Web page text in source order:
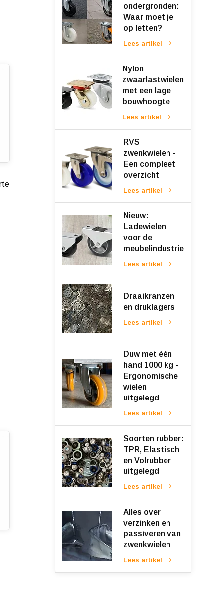
ondergronden:
Waar moet je
op letten?
Lees artikel
Nylon
zwaarlastwielen
met een lage
bouwhoogte
Lees artikel
RVS
zwenkwielen -
Een compleet
overzicht
Lees artikel
Nieuw:
Ladewielen
voor de
meubelindustrie
Lees artikel
Draaikranzen
en druklagers
Lees artikel
Duw met één
hand 1000 kg -
Ergonomische
wielen
uitgelegd
Lees artikel
Soorten rubber:
TPR, Elastisch
en Volrubber
uitgelegd
Lees artikel
Alles over
verzinken en
passiveren van
zwenkwielen
Lees artikel